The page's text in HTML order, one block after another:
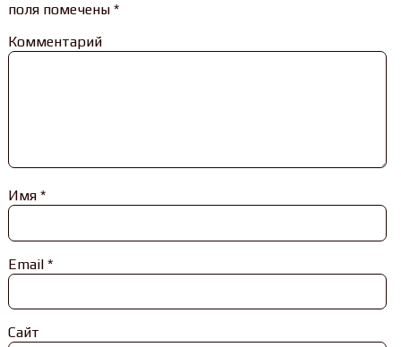
поля помечены *
Комментарий
Имя *
Email *
Сайт